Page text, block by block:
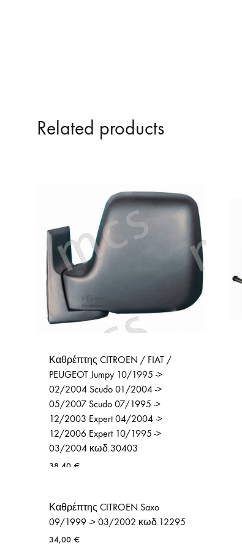
Related products
Καθρέπτης CITROEN / FIAT /
PEUGEOT Jumpy 10/1995 ->
02/2004 Scudo 01/2004 ->
05/2007 Scudo 07/1995 ->
12/2003 Expert 04/2004 ->
12/2006 Expert 10/1995 ->
03/2004 κωδ.30403
38,40 €
Καθρέπτης CITROEN Saxo
09/1999 -> 03/2002 κωδ.12295
34,00 €